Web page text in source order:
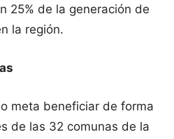
25% de la generación de
la región.
meta beneficiar de forma
de las 32 comunas de la